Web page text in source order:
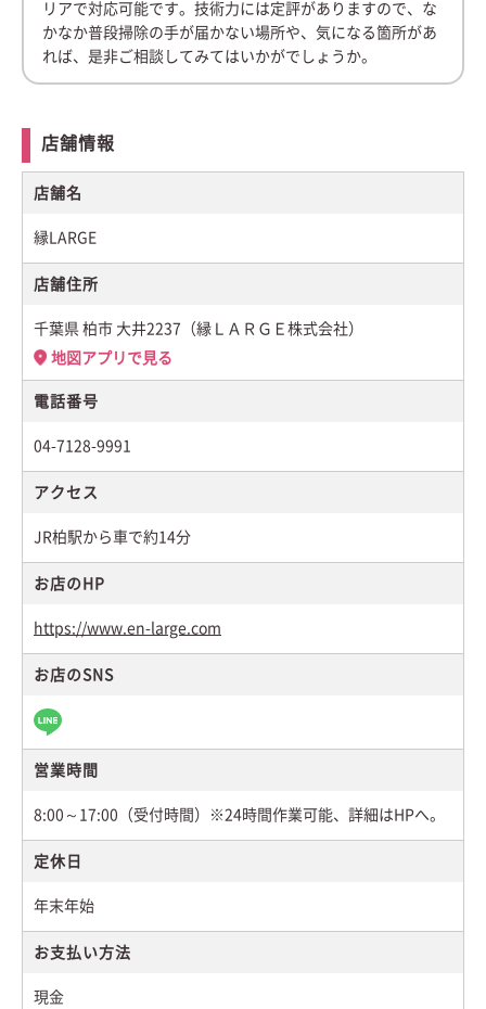
リアで対応可能です。技術力には定評がありますので、な
かなか普段掃除の手が届かない場所や、気になる箇所があ
れば、是非ご相談してみてはいかがでしょうか。
店舗情報
店舗名
縁LARGE
店舗住所
千葉県 柏市 大井2237（縁ＬＡＲＧＥ株式会社）
地図アプリで見る
電話番号
04-7128-9991
アクセス
JR柏駅から車で約14分
お店のHP
https://www.en-large.com
お店のSNS
営業時間
8:00～17:00（受付時間）※24時間作業可能、詳細はHPへ。
定休日
年末年始
お支払い方法
現金